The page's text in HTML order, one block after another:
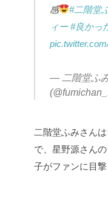
感
#二階堂
ィー #良かっ
— 二階堂ふ
二階堂ふみさんは
で、星野源さん
子がファンに目撃